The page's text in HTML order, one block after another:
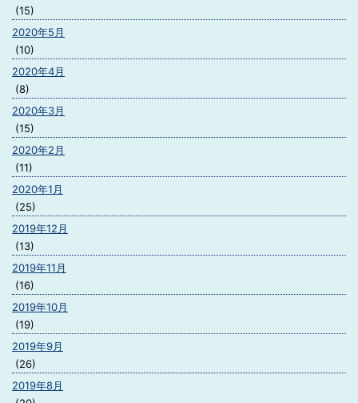
(15)
2020年5月
(10)
2020年4月
(8)
2020年3月
(15)
2020年2月
(11)
2020年1月
(25)
2019年12月
(13)
2019年11月
(16)
2019年10月
(19)
2019年9月
(26)
2019年8月